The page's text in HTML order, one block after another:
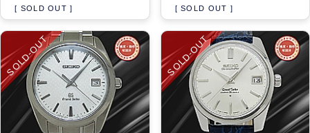
[ SOLD OUT ] [ SOLD OUT ]
SOLD-OUT SOLD-OUT